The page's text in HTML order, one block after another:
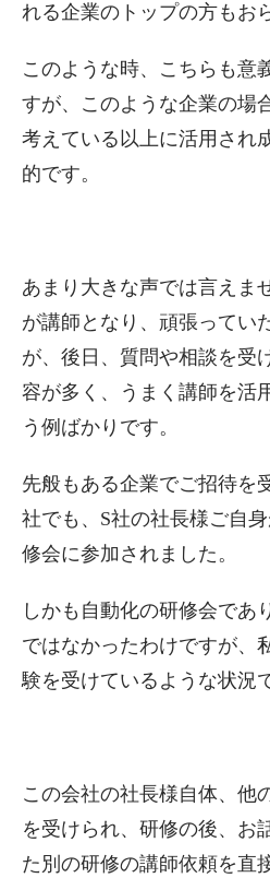
れる企業のトップの方もお
このような時、こちらも意
すが、このような企業の場
考えている以上に活用され
的です。
あまり大きな声では言えま
が講師となり、頑張ってい
が、後日、質問や相談を受
容が多く、うまく講師を活
う例ばかりです。
先般もある企業でご招待を
社でも、S社の社長様ご自
修会に参加されました。
しかも自動化の研修会であ
ではなかったわけですが、
験を受けているような状況
この会社の社長様自体、他
を受けられ、研修の後、お
た別の研修の講師依頼を直